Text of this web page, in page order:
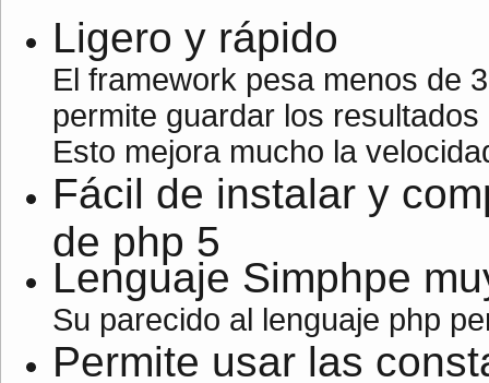
Ligero y rápido
El framework pesa menos de
permite guardar los
Esto mejora mucho la
Fácil de instalar y
de php 5
Lenguaje Simphpe
Su parecido al lenguaje php
Permite usar las